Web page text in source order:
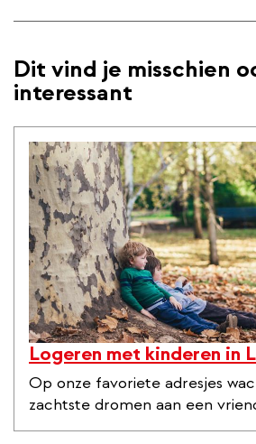
Dit vind je misschien
interessant
Logeren met kinderen in
Op onze favoriete adresjes
zachtste dromen aan een